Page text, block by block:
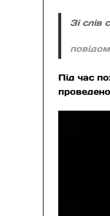
Зі слів
Під час